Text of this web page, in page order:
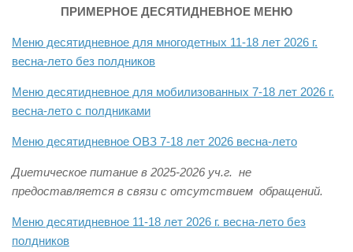
ПРИМЕРНОЕ ДЕСЯТИДНЕВНОЕ МЕНЮ
Меню десятидневное для многодетных 11-18 лет 2026 г.
весна-лето без полдников
Меню десятидневное для мобилизованных 7-18 лет 2026 г.
весна-лето с полдниками
Меню десятидневное ОВЗ 7-18 лет 2026 весна-лето
Диетическое питание в 2025-2026 уч.г. не
предоставляется в связи с отсутствием обращений.
Меню десятидневное 11-18 лет 2026 г. весна-лето без
полдников